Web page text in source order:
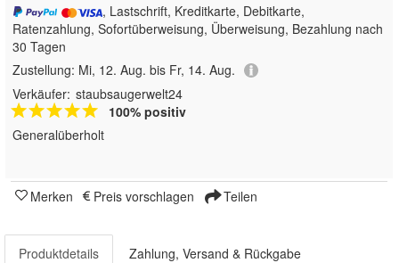
, Lastschrift, Kreditkarte, Debitkarte,
Ratenzahlung, Sofortüberweisung, Überweisung, Bezahlung nach
30 Tagen
Zustellung: Mi, 12. Aug. bis Fr, 14. Aug.
Verkäufer: staubsaugerwelt24
100% positiv
Generalüberholt
Merken Preis vorschlagen Teilen
Produktdetails Zahlung, Versand & Rückgabe